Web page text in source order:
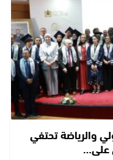
والرياضة تحتفي
على…